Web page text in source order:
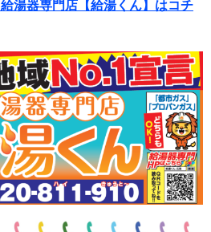
給湯器専門店【給湯くん】はコチ